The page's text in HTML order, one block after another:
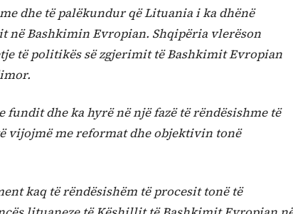
dhe të palëkundur që Lituania i ka dhënë
në Bashkimin Evropian. Shqipëria vlerëson
të politikës së zgjerimit të Bashkimit Evropian
dhe ka hyrë në një fazë të rëndësishme të
vijojmë me reformat dhe objektivin tonë
kaq të rëndësishëm të procesit tonë të